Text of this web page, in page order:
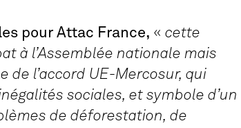
pour Attac France, « cette
à l’Assemblée nationale mais
l’accord UE-Mercosur, qui
sociales, et symbole d’un
de déforestation, de